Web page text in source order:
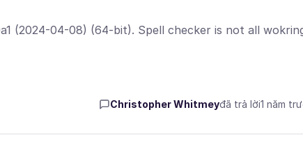
(2024-04-08) (64-bit). Spell checker is not all
Christopher Whitmeyđã trả lời1 năm